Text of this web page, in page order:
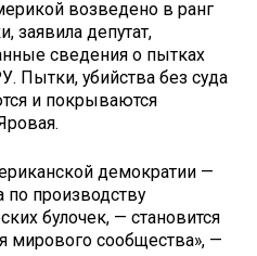
возведено в ранг
заявила депутат,
сведения о пытках
Пытки, убийства без суда
и покрываются
демократии —
по производству
булочек, — становится
мирового сообщества», —